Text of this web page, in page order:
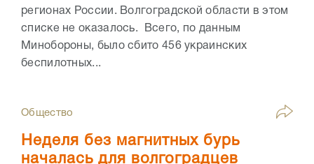
регионах России. Волгоградской области в этом
списке не оказалось. Всего, по данным
Минобороны, было сбито 456 украинских
беспилотных...
Общество
Неделя без магнитных бурь
началась для волгоградцев